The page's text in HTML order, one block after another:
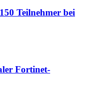
Teilnehmer bei
Fortinet-